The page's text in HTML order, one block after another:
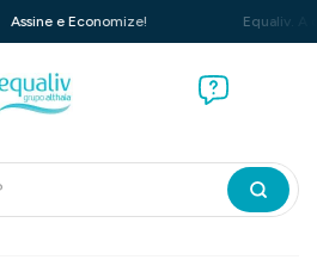
Assine e Economize! Equaliv. A